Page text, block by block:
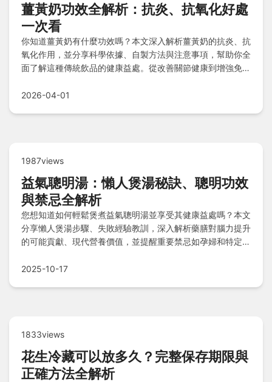
薑黃奶功效全解析：抗炎、抗氧化好處
一次看
你知道薑黃奶有什麼功效嗎？本文深入解析薑黃奶的抗炎、抗
氧化作用，並分享科學依據、自製方法與注意事項，幫助你全
面了解這種傳統飲品的健康益處。從改善關節健康到增強免疫
2026-04-01
1987views
益氣聰明湯：懶人煲湯秘訣、聰明功效
與禁忌全解析
您想知道如何輕鬆煲煮益氣聰明湯並享受其健康益處嗎？本文
分享懶人煲湯步驟、失敗經驗教訓，深入解析藥膳對腦力提升
的可能貢獻、現代營養價值，並提醒重要禁忌如孕婦和特定疾
2025-10-17
1833views
花生冷藏可以放多久？完整保存期限與
正確方法全解析